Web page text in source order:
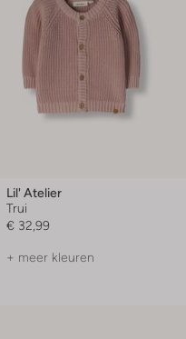
Lil' Atelier
Trui
€ 32,99
+ meer kleuren